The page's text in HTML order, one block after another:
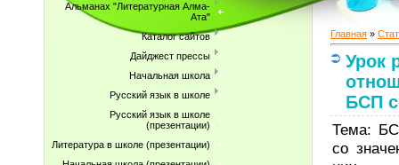
Альманах "Литературная Алма-
Ата"
Каталог сайтов
Дайджест прессы
Начальная школа
Русский язык в школе
Русский язык в школе
(презентации)
Литература в школе (презентации)
Главная »
Урок
БСП
Тема:
со